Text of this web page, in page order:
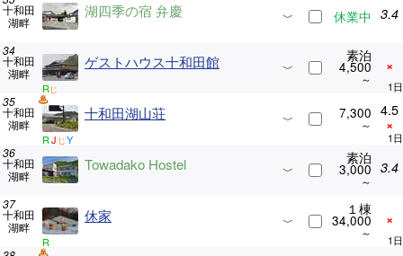
十和田
湖畔
湖四季の宿 弁慶 休業中 3.4
十和田
湖畔
ゲストハウス十和田館
R じ
素泊
4,500 ×
十和田
湖畔
十和田湖山荘
RJ じ Y
7,300 4.5
×
十和田
湖畔
Towadako Hostel 素泊
3,000 3.4
十和田
湖畔
休家
R
１棟
34,000 ×